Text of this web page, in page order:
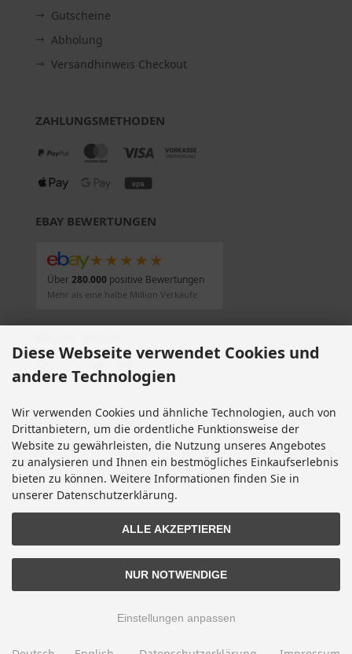
Gutscheine
Abholung
Versandhinweis Checkout
ZAHLUNGSMETHODEN
EBAY BEWERTUNGEN
★★★★★
Über280.000positive Bewertungen
Mehr als eine halbe Million Verkäufe
Alle Preise inkl. gesetzl. MwSt. zzgl. Versandkosten . Die durchgestrichenen Preise
entsprechen dem bisherigen Preis bei Motorradteile & Motorrad Ersatzteile.
Motorradteile & Motorrad Ersatzteile © 2026 | Template © 2009-2026 by modified
eCommerce Shopsoftware
modified eCommerce Shopsoftware © 2009-2026
Diese Webseite verwendet Cookies und
andere Technologien
Wir verwenden Cookies und ähnliche Technologien, auch von
Drittanbietern, um die ordentliche Funktionsweise der
Website zu gewährleisten, die Nutzung unseres Angebotes
zu analysieren und Ihnen ein bestmögliches Einkaufserlebnis
bieten zu können. Weitere Informationen finden Sie in
unserer Datenschutzerklärung.
ALLE AKZEPTIEREN
NUR NOTWENDIGE
Einstellungen anpassen